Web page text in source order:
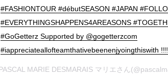
#FASHIONTOUR #débutSEASON #JAPAN
#EVERYTHINGSHAPPENS4AREASONS
#GoGetterz Supported by @gogetterzcom
#iappreciateallofteamthativebeenenjyoingthiswith